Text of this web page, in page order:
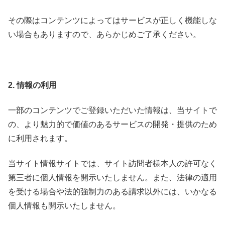
その際はコンテンツによってはサービスが正しく機能しな
い場合もありますので、あらかじめご了承ください。
2. 情報の利用
一部のコンテンツでご登録いただいた情報は、当サイトで
の、より魅力的で価値のあるサービスの開発・提供のため
に利用されます。
当サイト情報サイトでは、サイト訪問者様本人の許可なく
第三者に個人情報を開示いたしません。また、法律の適用
を受ける場合や法的強制力のある請求以外には、いかなる
個人情報も開示いたしません。